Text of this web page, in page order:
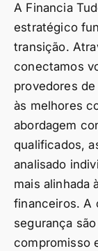
A Financia
estratégico
transição.
conectamos
provedores
às melhores
abordagem
qualificados,
analisado
mais alinhada
financeiros. A
segurança
compromisso